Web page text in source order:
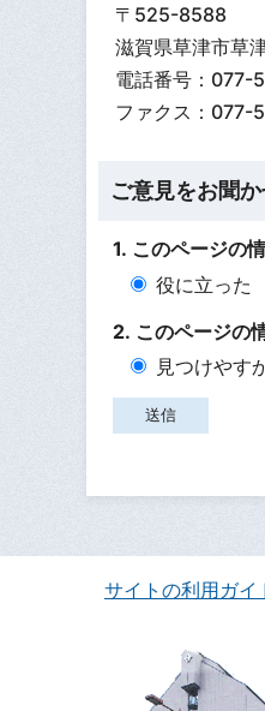
〒525-8588
滋賀県草津市草
電話番号：077-
ファクス：077-
ご意見をお聞か
1. このページの
役に立った
2. このページの
見つけやす
サイトの利用ガイ